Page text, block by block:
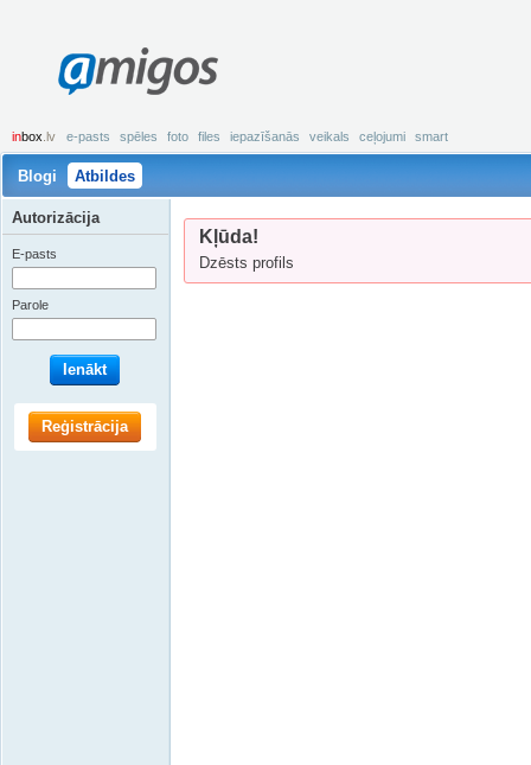
amigos
inbox .lv e-pasts spēles foto files iepazīšanās veikals ceļojumi smart
Blogi Atbildes
Kļūda!
Dzēsts profils
Autorizācija
E-pasts
Parole
Ienākt
Reģistrācija